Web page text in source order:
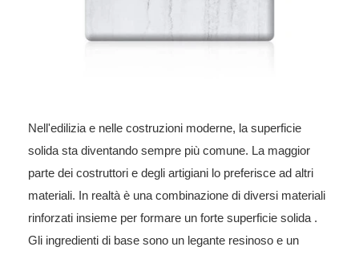
Nell'edilizia e nelle costruzioni moderne, la superficie
solida sta diventando sempre più comune. La maggior
parte dei costruttori e degli artigiani lo preferisce ad altri
materiali. In realtà è una combinazione di diversi materiali
rinforzati insieme per formare un forte superficie solida .
Gli ingredienti di base sono un legante resinoso e un